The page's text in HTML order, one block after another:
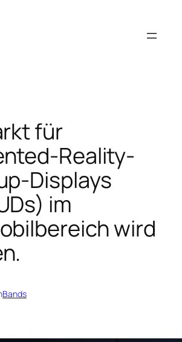
für
Reality-
Displays
im
wird
Bands